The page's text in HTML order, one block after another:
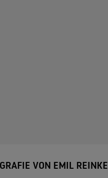
VON EMIL REINKE